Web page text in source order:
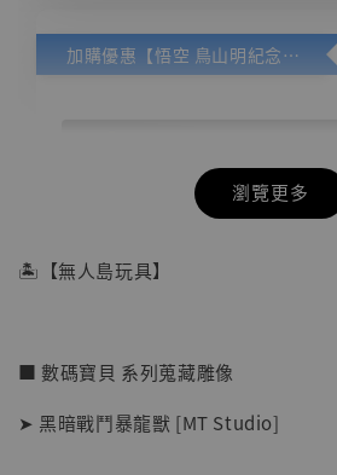
加購優惠【悟空 鳥山明紀念款 [奇蹟工作室]】
瀏覽更多
🏝【無人島玩具】
■ 數碼寶貝 系列蒐藏雕像
➤ 黑暗戰鬥暴龍獸 [MT Studio]